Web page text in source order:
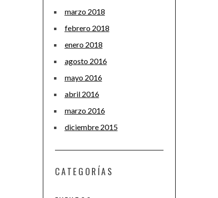
marzo 2018
febrero 2018
enero 2018
agosto 2016
mayo 2016
abril 2016
marzo 2016
diciembre 2015
CATEGORÍAS